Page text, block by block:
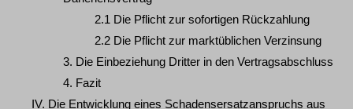
2.1 Die Pflicht zur sofortigen Rückzahlung
2.2 Die Pflicht zur marktüblichen Verzinsung
3. Die Einbeziehung Dritter in den Vertragsabschluss
4. Fazit
IV. Die Entwicklung eines Schadensersatzanspruchs aus